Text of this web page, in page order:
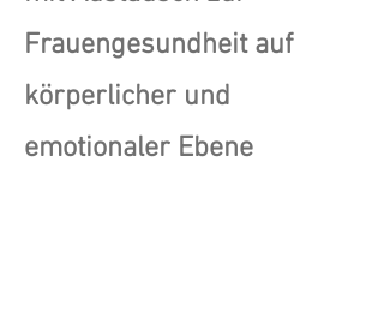
Frauengesundheit auf
körperlicher und
emotionaler Ebene